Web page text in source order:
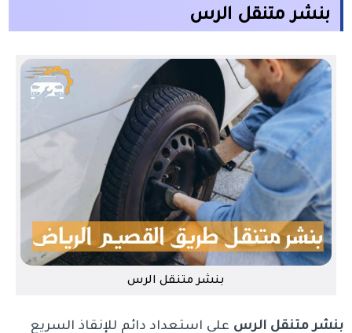
بنشر متنقل الرس
بنشر متنقل الرس
بنشر متنقل الرس على استعداد دائم للإنقاذ السريع